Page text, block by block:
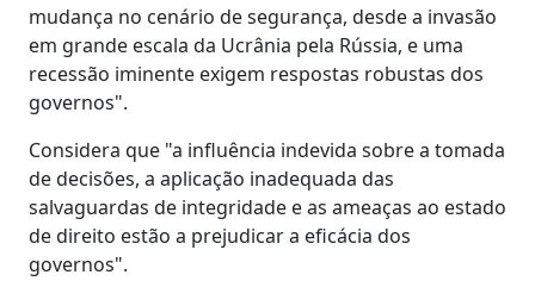
mudança no cenário de segurança, desde a invasão
em grande escala da Ucrânia pela Rússia, e uma
recessão iminente exigem respostas robustas dos
governos".
Considera que "a influência indevida sobre a tomada
de decisões, a aplicação inadequada das
salvaguardas de integridade e as ameaças ao estado
de direito estão a prejudicar a eficácia dos
governos".